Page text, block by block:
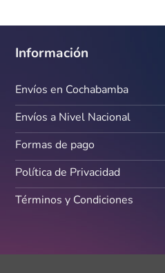
Información
Envíos en Cochabamba
Envíos a Nivel Nacional
Formas de pago
Política de Privacidad
Términos y Condiciones